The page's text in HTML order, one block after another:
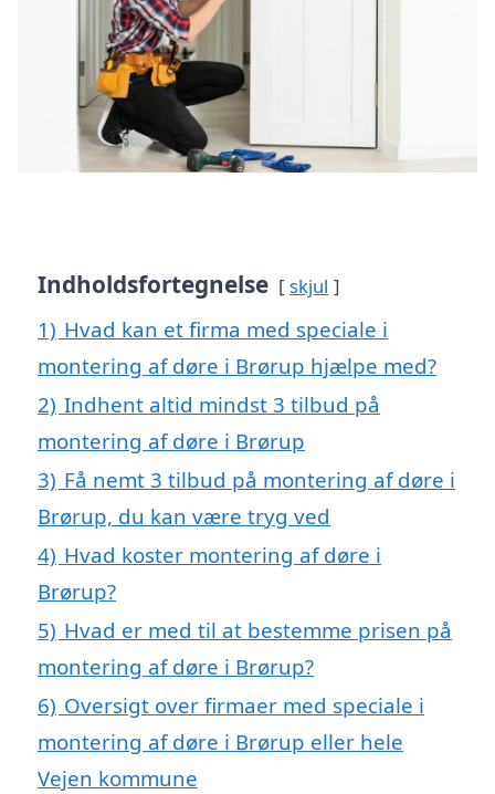
Indholdsfortegnelse skjul
1) Hvad kan et firma med speciale i
montering af døre i Brørup hjælpe med?
2) Indhent altid mindst 3 tilbud på
montering af døre i Brørup
3) Få nemt 3 tilbud på montering af døre i
Brørup, du kan være tryg ved
4) Hvad koster montering af døre i
Brørup?
5) Hvad er med til at bestemme prisen på
montering af døre i Brørup?
6) Oversigt over firmaer med speciale i
montering af døre i Brørup eller hele
Vejen kommune